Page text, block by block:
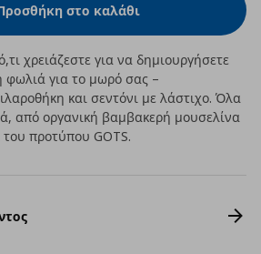
στο καλάθι
χρειάζεστε για να δημιουργήσετε
φωλιά για το μωρό σας –
και σεντόνι με λάστιχο. Όλα
από οργανική βαμβακερή μουσελίνα
προτύπου GOTS.